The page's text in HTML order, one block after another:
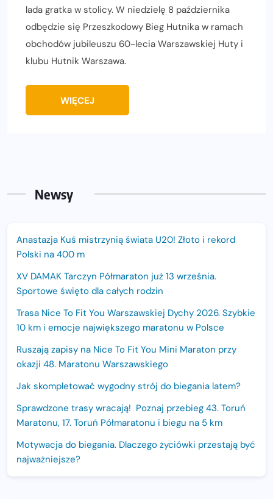
lada gratka w stolicy. W niedzielę 8 października
odbędzie się Przeszkodowy Bieg Hutnika w ramach
obchodów jubileuszu 60-lecia Warszawskiej Huty i
klubu Hutnik Warszawa.
WIĘCEJ
Newsy
Anastazja Kuś mistrzynią świata U20! Złoto i rekord
Polski na 400 m
XV DAMAK Tarczyn Półmaraton już 13 września.
Sportowe święto dla całych rodzin
Trasa Nice To Fit You Warszawskiej Dychy 2026. Szybkie
10 km i emocje największego maratonu w Polsce
Ruszają zapisy na Nice To Fit You Mini Maraton przy
okazji 48. Maratonu Warszawskiego
Jak skompletować wygodny strój do biegania latem?
Sprawdzone trasy wracają! Poznaj przebieg 43. Toruń
Maratonu, 17. Toruń Półmaratonu i biegu na 5 km
Motywacja do biegania. Dlaczego życiówki przestają być
najważniejsze?